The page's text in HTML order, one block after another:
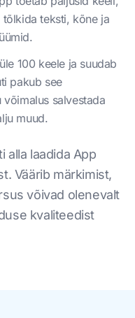
tõlkida teksti, kõne ja
100 keele ja suudab
pakub see
salvestada
muud.
alla laadida App
Väärib märkimist,
võivad olenevalt
kvaliteedist